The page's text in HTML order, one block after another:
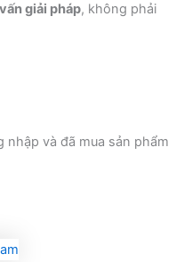
giải pháp, không phải
và đã mua sản phẩm